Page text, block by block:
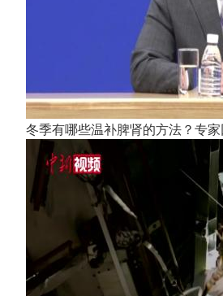
冬季有哪些温补脾肾的方法？专家